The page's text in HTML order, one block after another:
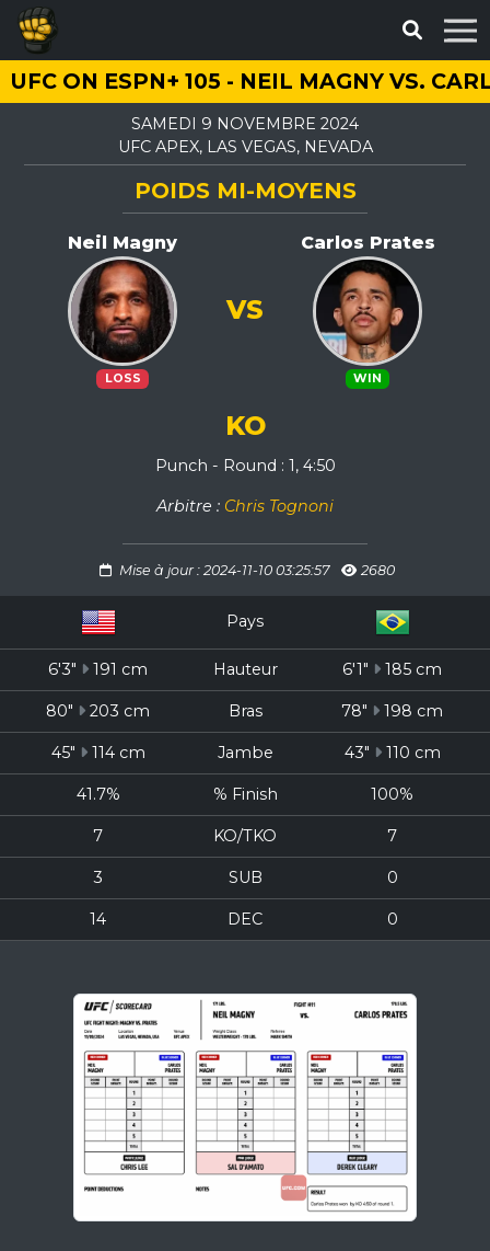
UFC ON ESPN+ 105 - NEIL MAGNY VS.
SAMEDI 9 NOVEMBRE 2024
UFC APEX, LAS VEGAS, NEVADA
POIDS MI-MOYENS
Neil Magny
LOSS
Carlos Prates
WIN
VS
KO
Punch - Round : 1, 4:50
Arbitre : Chris Tognoni
Mise à jour : 2024-11-10 03:25:57 2680
Pays
6'3" 191 cm Hauteur 6'1" 185 cm
80" 203 cm Bras 78" 198 cm
45" 114 cm Jambe 43" 110 cm
41.7% % Finish 100%
7 KO/TKO 7
3 SUB 0
14 DEC 0